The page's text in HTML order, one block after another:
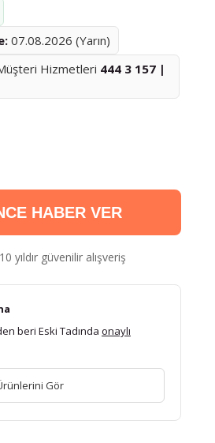
07.08.2026 (Yarın)
Hizmetleri 444 3 157 |
HABER VER
10 yıldır güvenilir alışveriş
beri Eski Tadında onaylı
Gör